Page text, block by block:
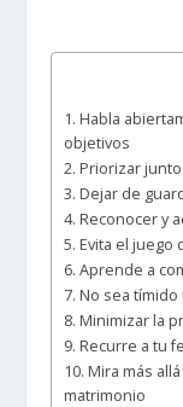
1. Habla
objetivos
2. Priorizar
3. Dejar de
4. Reconocer y
5. Evita el juego
6. Aprende a
7. No sea
8. Minimizar la
9. Recurre a tu fe
10. Mira más
matrimonio